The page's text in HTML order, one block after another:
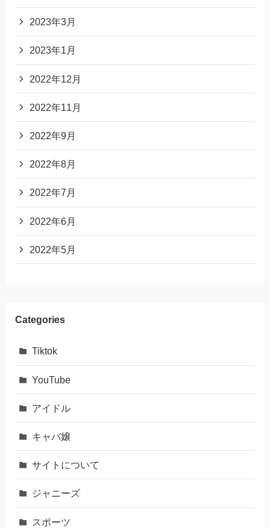
2023年3月
2023年1月
2022年12月
2022年11月
2022年9月
2022年8月
2022年7月
2022年6月
2022年5月
Categories
Tiktok
YouTube
アイドル
キャバ嬢
サイトについて
ジャニーズ
スポーツ